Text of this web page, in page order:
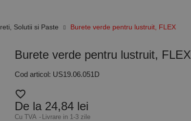
Solutii si Paste Burete verde pentru lustruit, FLEX
Burete verde pentru lustruit, FLEX
Cod articol: US19.06.051D
favorite_border
De la 24,84 lei
Cu TVA Livrare in 1-3 zile